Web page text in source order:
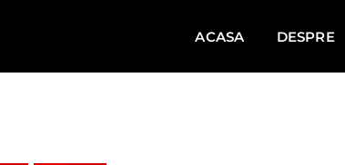
ACASA DESPRE